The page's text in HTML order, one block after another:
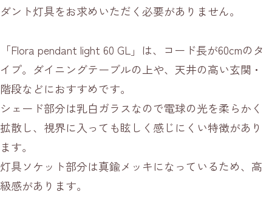
ダント灯具をお求めいただく必要がありません。
「Flora pendant light 60 GL」は、コード長が60cmのタ
イプ。ダイニングテーブルの上や、天井の高い玄関・
階段などにおすすめです。
シェード部分は乳白ガラスなので電球の光を柔らかく
拡散し、視界に入っても眩しく感じにくい特徴があり
ます。
灯具ソケット部分は真鍮メッキになっているため、高
級感があります。